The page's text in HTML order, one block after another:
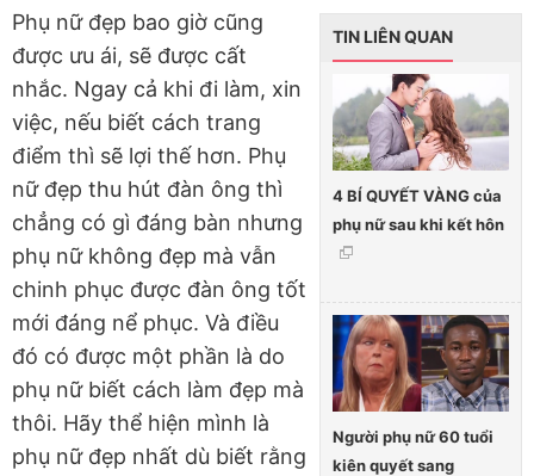
TIN LIÊN QUAN
4 BÍ QUYẾT VÀNG của
phụ nữ sau khi kết hôn
Người phụ nữ 60 tuổi
kiên quyết sang
Phụ nữ đẹp bao giờ cũng
được ưu ái, sẽ được cất
nhắc. Ngay cả khi đi làm, xin
việc, nếu biết cách trang
điểm thì sẽ lợi thế hơn. Phụ
nữ đẹp thu hút đàn ông thì
chẳng có gì đáng bàn nhưng
phụ nữ không đẹp mà vẫn
chinh phục được đàn ông tốt
mới đáng nể phục. Và điều
đó có được một phần là do
phụ nữ biết cách làm đẹp mà
thôi. Hãy thể hiện mình là
phụ nữ đẹp nhất dù biết rằng